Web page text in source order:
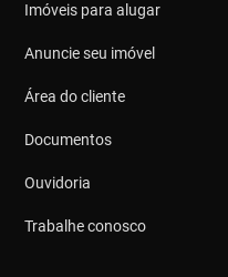
Imóveis para alugar
Anuncie seu imóvel
Área do cliente
Documentos
Ouvidoria
Trabalhe conosco